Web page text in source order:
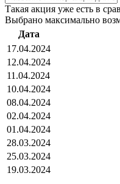
Такая акция уже есть в
Выбрано максимально
Дата
17.04.2024
12.04.2024
11.04.2024
10.04.2024
08.04.2024
02.04.2024
01.04.2024
28.03.2024
25.03.2024
19.03.2024